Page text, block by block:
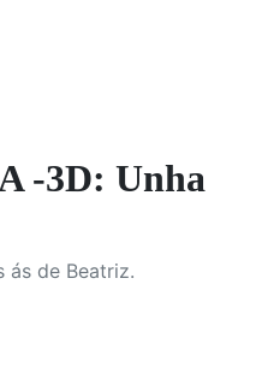
-3D: Unha
ás de Beatriz.